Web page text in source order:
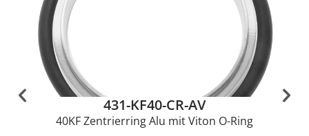
431-KF40-CR-AV
40KF Zentrierring Alu mit Viton O-Ring